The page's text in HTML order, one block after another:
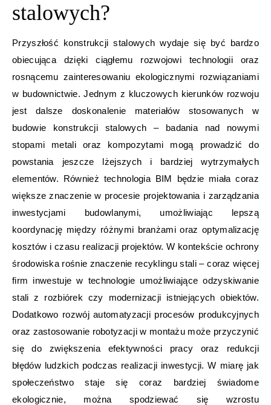
stalowych?
Przyszłość konstrukcji stalowych wydaje się być bardzo
obiecująca dzięki ciągłemu rozwojowi technologii oraz
rosnącemu zainteresowaniu ekologicznymi rozwiązaniami
w budownictwie. Jednym z kluczowych kierunków rozwoju
jest dalsze doskonalenie materiałów stosowanych w
budowie konstrukcji stalowych – badania nad nowymi
stopami metali oraz kompozytami mogą prowadzić do
powstania jeszcze lżejszych i bardziej wytrzymałych
elementów. Również technologia BIM będzie miała coraz
większe znaczenie w procesie projektowania i zarządzania
inwestycjami budowlanymi, umożliwiając lepszą
koordynację między różnymi branżami oraz optymalizację
kosztów i czasu realizacji projektów. W kontekście ochrony
środowiska rośnie znaczenie recyklingu stali – coraz więcej
firm inwestuje w technologie umożliwiające odzyskiwanie
stali z rozbiórek czy modernizacji istniejących obiektów.
Dodatkowo rozwój automatyzacji procesów produkcyjnych
oraz zastosowanie robotyzacji w montażu może przyczynić
się do zwiększenia efektywności pracy oraz redukcji
błędów ludzkich podczas realizacji inwestycji. W miarę jak
społeczeństwo staje się coraz bardziej świadome
ekologicznie, można spodziewać się wzrostu